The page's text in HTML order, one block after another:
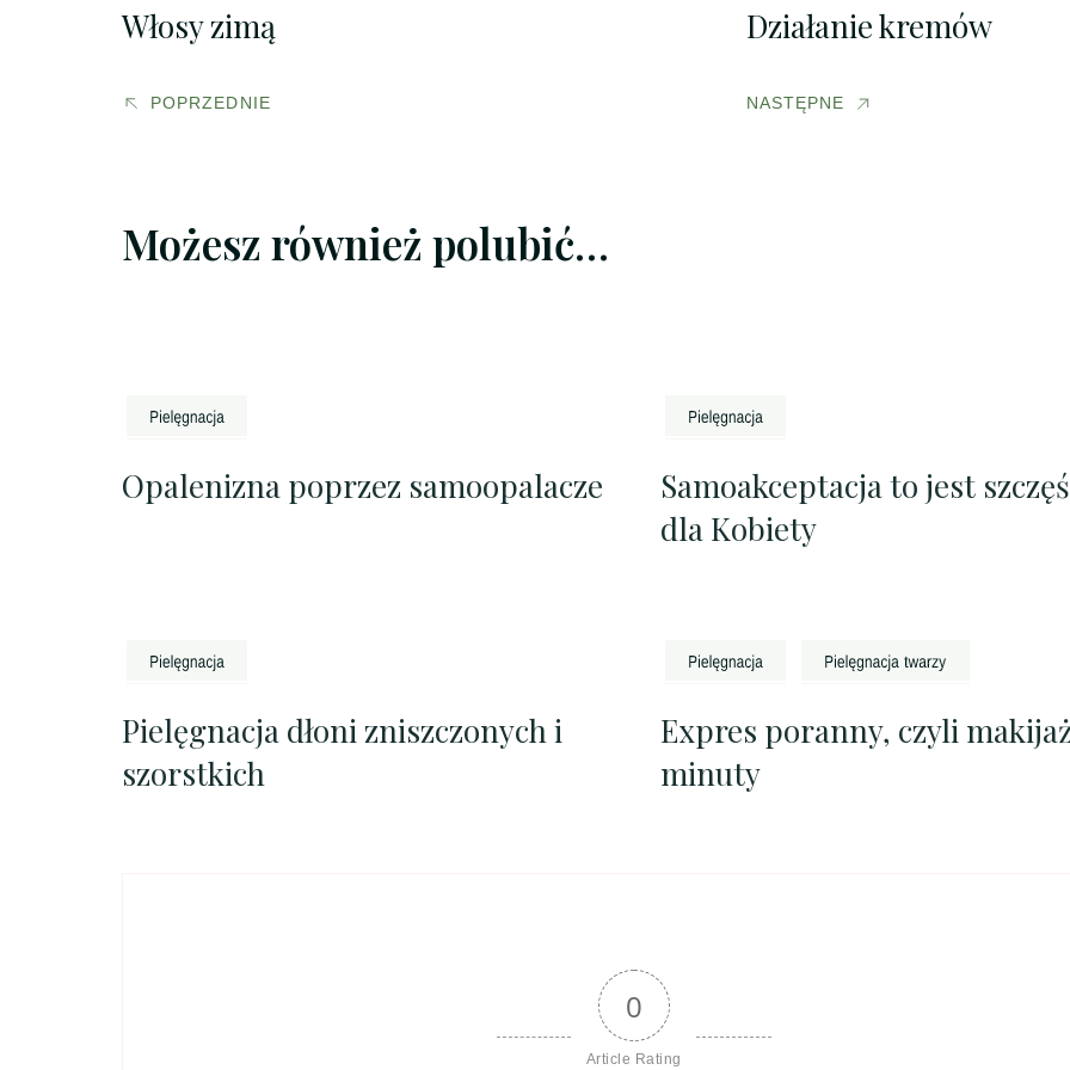
Włosy zimą
POPRZEDNIE
Działanie kremów
NASTĘPNE
Możesz również polubić…
Opalenizna poprzez samoopalacze
Samoakceptacja to jest
dla Kobiety
Pielęgnacja dłoni zniszczonych i
szorstkich
Expres poranny, czyli
minuty
0
Article Rating